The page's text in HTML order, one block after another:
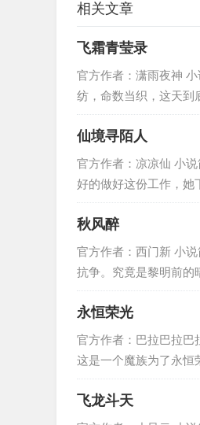
相关文章
飞霜青莹录
官方作者：潇雨夜神
纺，命数当织，这天
仙境寻陌人
官方作者：凉凉仙 小
好的做好这份工作，
秋风醉
官方作者：西门新 小
抗争。究竟是黎明前
永恒荣光
官方作者：巴拉巴拉巴
这是一个魔族为了永
飞龙斗天